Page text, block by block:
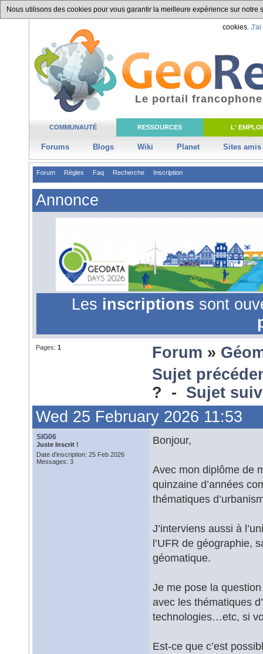
Nous utilisons des cookies pour vous garantir la meilleure expérience sur
cookies. J'ai
COMMUNAUTÉ RESSOURCES L' EMPLOI
Forums Blogs Wiki Planet Sites amis
Le portail
Forum Règles Faq Recherche Inscription
Annonce
Les inscriptions sont
Pages: 1 Forum »
Sujet
? - Sujet
Wed 25 February 2026 11:53
SIG06
Juste Inscrit !
Date d'inscription: 25 Feb 2026
Messages: 3
Bonjour,
Avec mon diplôme de
quinzaine d’années
thématiques
J’interviens aussi à
l’UFR de géographie,
géomatique.
Je me pose la
avec les thématiques
technologies…etc, si
Est-ce que c’est